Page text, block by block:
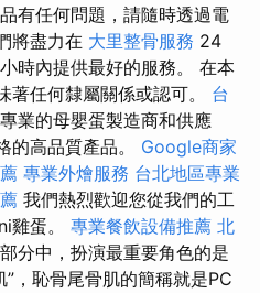
有任何問題，請隨時透過電
將盡力在 大里整骨服務 24
小時內提供最好的服務。 在本
著任何隸屬關係或認可。 台
業的母嬰蛋製造商和供應
的高品質產品。 Google商家
專業外燴服務 台北地區專業
我們熱烈歡迎您從我們的工
雞蛋。 專業餐飲設備推薦 北
分中，扮演最重要角色的是
，恥骨尾骨肌的簡稱就是PC